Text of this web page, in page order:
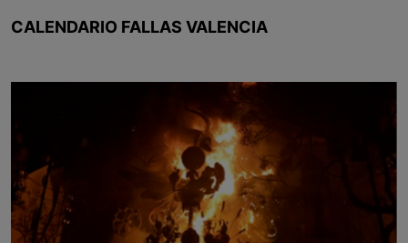
CALENDARIO FALLAS VALENCIA